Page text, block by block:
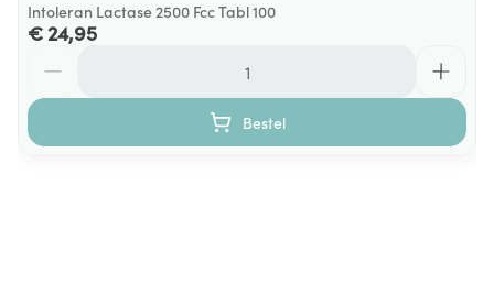
Intoleran Lactase 2500 Fcc Tabl 100
€ 24,95
Bestel